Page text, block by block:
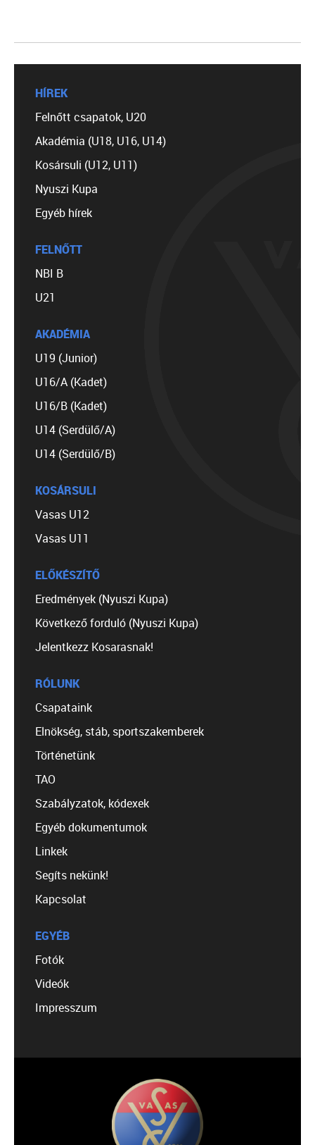
HÍREK
Felnőtt csapatok, U20
Akadémia (U18, U16, U14)
Kosársuli (U12, U11)
Nyuszi Kupa
Egyéb hírek
FELNŐTT
NBI B
U21
AKADÉMIA
U19 (Junior)
U16/A (Kadet)
U16/B (Kadet)
U14 (Serdülő/A)
U14 (Serdülő/B)
KOSÁRSULI
Vasas U12
Vasas U11
ELŐKÉSZÍTŐ
Eredmények (Nyuszi Kupa)
Következő forduló (Nyuszi Kupa)
Jelentkezz Kosarasnak!
RÓLUNK
Csapataink
Elnökség, stáb, sportszakemberek
Történetünk
TAO
Szabályzatok, kódexek
Egyéb dokumentumok
Linkek
Segíts nekünk!
Kapcsolat
EGYÉB
Fotók
Videók
Impresszum